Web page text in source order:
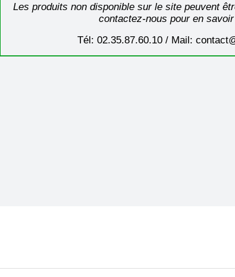
Les produits non disponible sur le site peuvent
contactez-nous pour en
Tél: 02.35.87.60.10 / Mail: